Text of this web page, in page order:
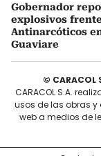
Gobernador
explosivos
Antinarcóticos
Guaviare
©
CARACOL S.A.
usos de las obras
web a medios de